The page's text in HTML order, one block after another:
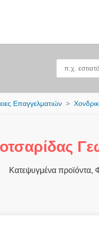
Επαγγελματιών
Κατεψυγμένα προϊόντα,